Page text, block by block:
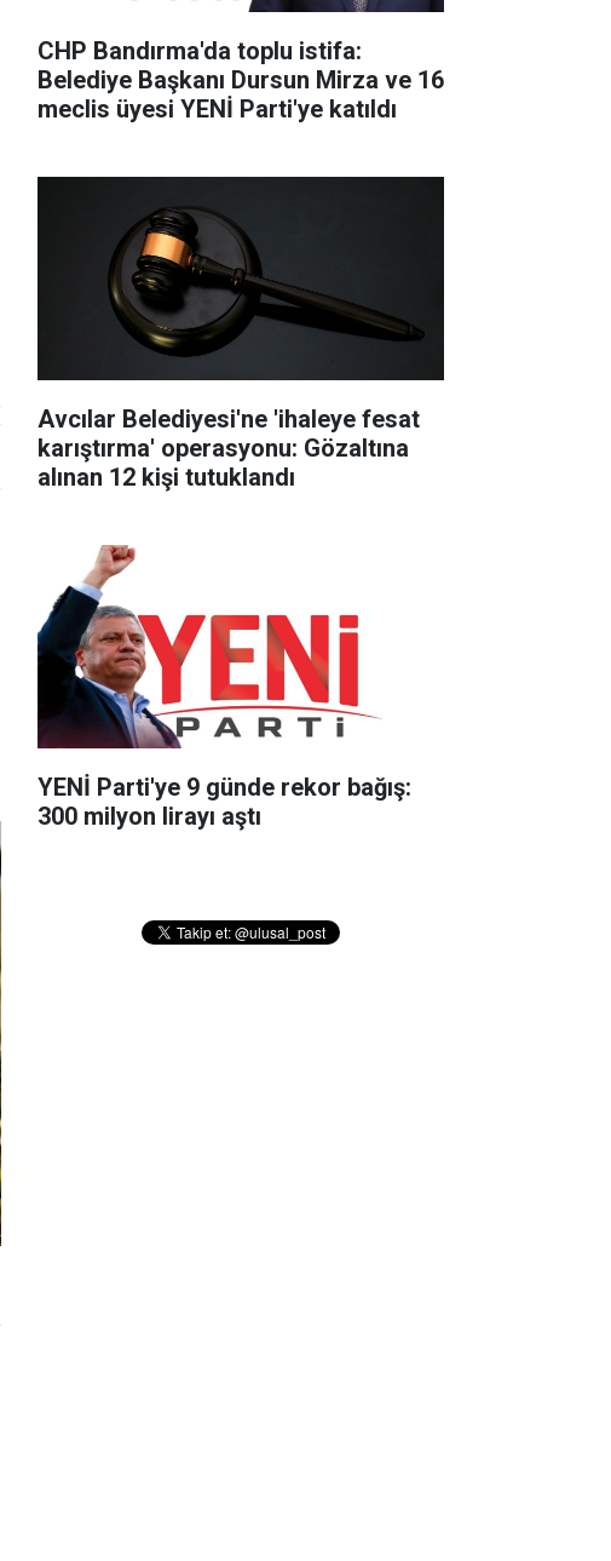
CHP Bandırma'da toplu istifa:
Belediye Başkanı Dursun Mirza ve 16
meclis üyesi YENİ Parti'ye katıldı
Avcılar Belediyesi'ne 'ihaleye fesat
karıştırma' operasyonu: Gözaltına
alınan 12 kişi tutuklandı
YENİ Parti'ye 9 günde rekor bağış:
300 milyon lirayı aştı